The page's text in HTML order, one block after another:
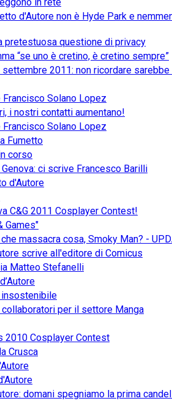
d'Autore non è Hyde Park e
pretestuosa questione di privacy
“se uno è cretino, è cretino sempre”
2011: non ricordare sarebbe
Solano Lopez
i nostri contatti aumentano!
Solano Lopez
Fumetto
corso
ci scrive Francesco Barilli
d'Autore
C&G 2011 Cosplayer Contest!
Games"
massacra cosa, Smoky Man? -
scrive all'editore di Comicus
Matteo Stefanelli
insostenibile
per il settore Manga
2010 Cosplayer Contest
Crusca
domani spegniamo la prima